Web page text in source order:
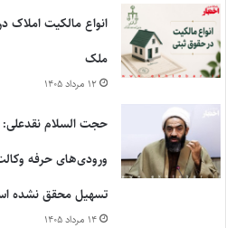
ملک
۱۲ مرداد ۱۴۰۵
حجت السلام
ورودی‌های حرفه
تسهیل محقق نشده
۱۴ مرداد ۱۴۰۵